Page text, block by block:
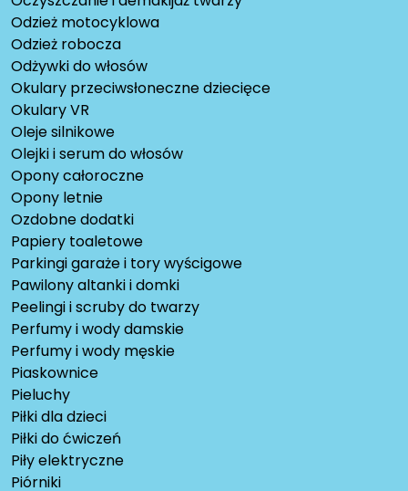
Odzież motocyklowa
Odzież robocza
Odżywki do włosów
Okulary przeciwsłoneczne dziecięce
Okulary VR
Oleje silnikowe
Olejki i serum do włosów
Opony całoroczne
Opony letnie
Ozdobne dodatki
Papiery toaletowe
Parkingi garaże i tory wyścigowe
Pawilony altanki i domki
Peelingi i scruby do twarzy
Perfumy i wody damskie
Perfumy i wody męskie
Piaskownice
Pieluchy
Piłki dla dzieci
Piłki do ćwiczeń
Piły elektryczne
Piórniki